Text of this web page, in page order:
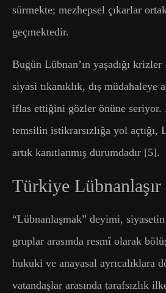
sürmekte; mezhepsel çıkarlar
geçmektedir.
Bugün Lübnan’ın yaşadığı
siyasi tıkanıklık, dış müdahaleye
iflas ettiğini gözler önüne
temsilin istikrarsızlığa yol açtığı,
artık kanıtlanmış durumdadır [5].
Türkiye Lübnanlaşır
“Lübnanlaşmak” deyimi,
gruplar arasında resmî olarak
hukuki ve anayasal ayrıcalıklara
vatandaşlar arasında tarafsızlık